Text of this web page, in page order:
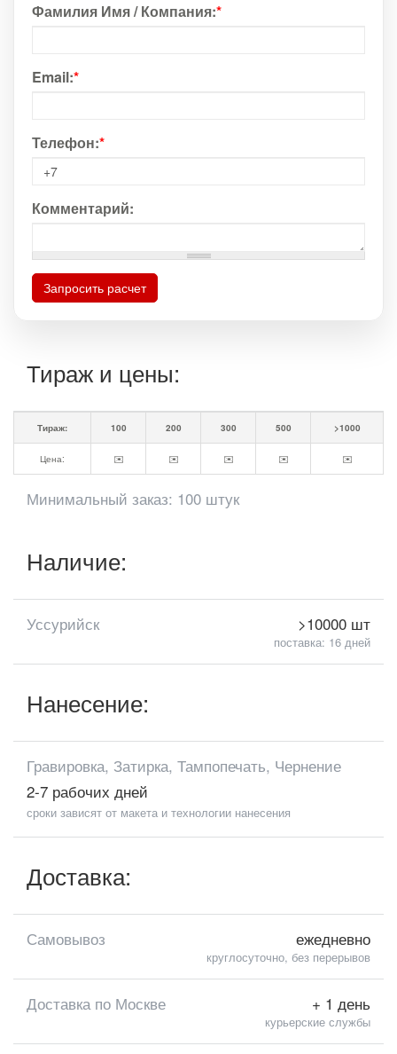
Фамилия Имя / Компания:*
Email:*
Телефон:*
Комментарий:
Запросить расчет
Тираж и цены:
Тираж: 100 200 300 500 >1000
Цена: ✉️ ✉️ ✉️ ✉️ ✉️
Минимальный заказ: 100 штук
Наличие:
Уссурийск >10000 шт
поставка: 16 дней
Нанесение:
Гравировка, Затирка, Тампопечать, Чернение
2-7 рабочих дней
сроки зависят от макета и технологии нанесения
Доставка:
Самовывоз ежедневно
круглосуточно, без перерывов
Доставка по Москве + 1 день
курьерские службы